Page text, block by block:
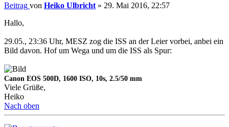
Beitrag von Heiko Ulbricht » 29. Mai 2016, 22:57
Hallo,
29.05., 23:36 Uhr, MESZ zog die ISS an der Leier vorbei, anbei ein
Bild davon. Hof um Wega und um die ISS als Spur:
Canon EOS 500D, 1600 ISO, 10s, 2.5/50 mm
Viele Grüße,
Heiko
Nach oben